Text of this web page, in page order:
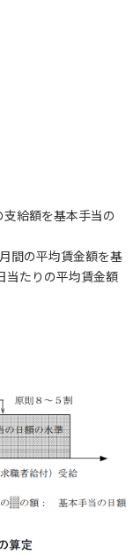
給額を基本手当の
間の平均賃金額を基
当たりの平均賃金額